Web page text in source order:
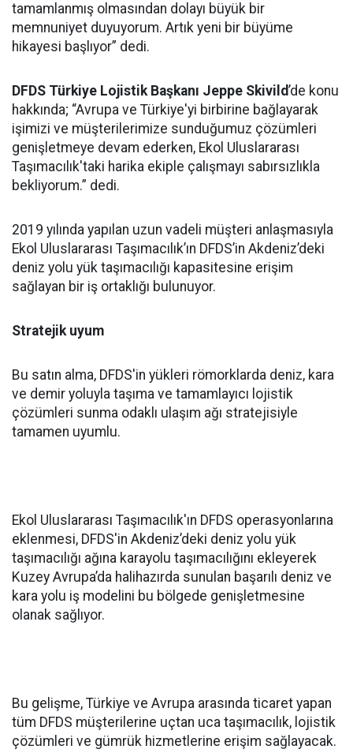
tamamlanmış olmasından dolayı büyük bir
memnuniyet duyuyorum. Artık yeni bir büyüme
hikayesi başlıyor” dedi.
DFDS Türkiye Lojistik Başkanı Jeppe Skivild’de konu
hakkında; “Avrupa ve Türkiye'yi birbirine bağlayarak
işimizi ve müşterilerimize sunduğumuz çözümleri
genişletmeye devam ederken, Ekol Uluslararası
Taşımacılık'taki harika ekiple çalışmayı sabırsızlıkla
bekliyorum.” dedi.
2019 yılında yapılan uzun vadeli müşteri anlaşmasıyla
Ekol Uluslararası Taşımacılık’ın DFDS’in Akdeniz’deki
deniz yolu yük taşımacılığı kapasitesine erişim
sağlayan bir iş ortaklığı bulunuyor.
Stratejik uyum
Bu satın alma, DFDS'in yükleri römorklarda deniz, kara
ve demir yoluyla taşıma ve tamamlayıcı lojistik
çözümleri sunma odaklı ulaşım ağı stratejisiyle
tamamen uyumlu.
Ekol Uluslararası Taşımacılık'ın DFDS operasyonlarına
eklenmesi, DFDS'in Akdeniz’deki deniz yolu yük
taşımacılığı ağına karayolu taşımacılığını ekleyerek
Kuzey Avrupa’da halihazırda sunulan başarılı deniz ve
kara yolu iş modelini bu bölgede genişletmesine
olanak sağlıyor.
Bu gelişme, Türkiye ve Avrupa arasında ticaret yapan
tüm DFDS müşterilerine uçtan uca taşımacılık, lojistik
çözümleri ve gümrük hizmetlerine erişim sağlayacak.